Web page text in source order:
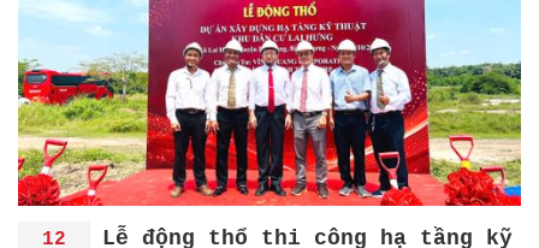
12
Lễ động thổ thi công hạ tầng kỹ